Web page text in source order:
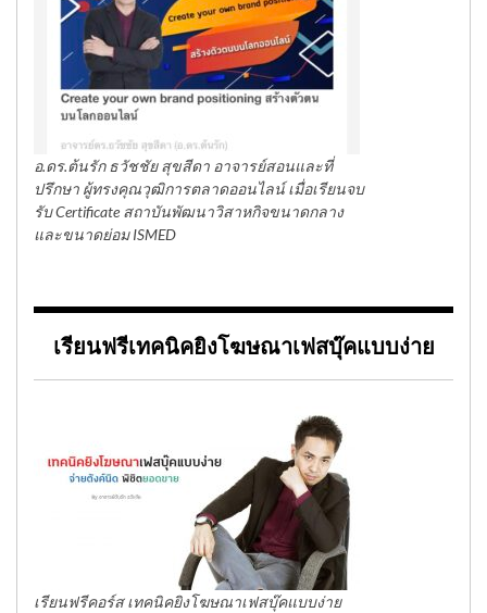
อ.ดร.ต้นรัก ธวัชชัย สุขสีดา อาจารย์สอนและที่
ปรึกษา ผู้ทรงคุณวุฒิการตลาดออนไลน์ เมื่อเรียนจบ
รับ Certificate สถาบันพัฒนาวิสาหกิจขนาดกลาง
และขนาดย่อม ISMED
เรียนฟรีเทคนิคยิงโฆษณาเฟสบุ๊คแบบง่าย
เรียนฟรีคอร์ส เทคนิคยิงโฆษณาเฟสบุ๊คแบบง่าย